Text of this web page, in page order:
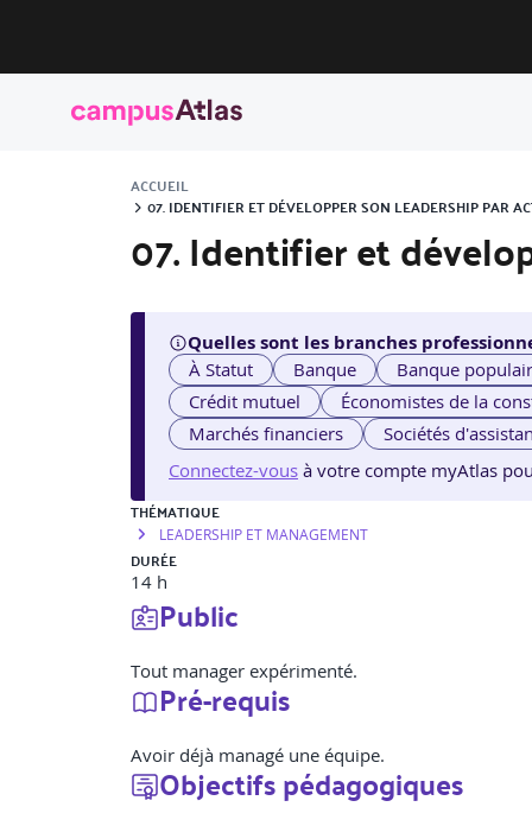
ACCUEIL
07. IDENTIFIER ET DÉVELOPPER SON LEADERSHIP PAR
07. Identifier et
Quelles sont les branches
À Statut Banque Banque
Crédit mutuel
Économistes de la
Marchés financiers
Sociétés
Connectez-vous à votre compte myAtlas
THÉMATIQUE
LEADERSHIP ET MANAGEMENT
DURÉE
14 h
Public
Tout manager expérimenté.
Pré-requis
Avoir déjà managé une équipe.
Objectifs pédagogiques